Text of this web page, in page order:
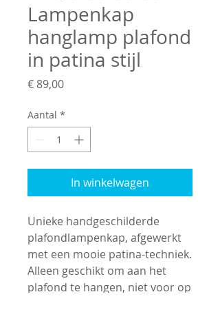
Lampenkap
hanglamp plafond
in patina stijl
€ 89,00Prijs
Aantal *
In winkelwagen
Unieke handgeschilderde
plafondlampenkap, afgewerkt
met een mooie patina-techniek.
Alleen geschikt om aan het
plafond te hangen, niet voor op